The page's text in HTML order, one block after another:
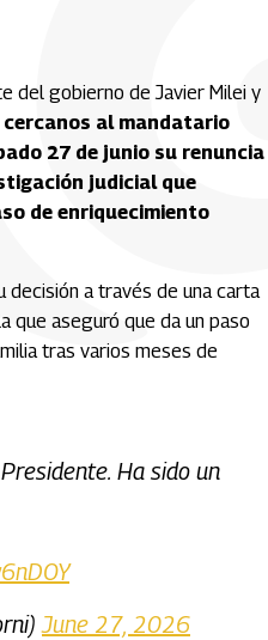
del gobierno de Javier Milei y
al mandatario
27 de junio su renuncia
judicial que
de enriquecimiento
decisión a través de una carta
que aseguró que da un paso
tras varios meses de
Ha sido un
June 27, 2026